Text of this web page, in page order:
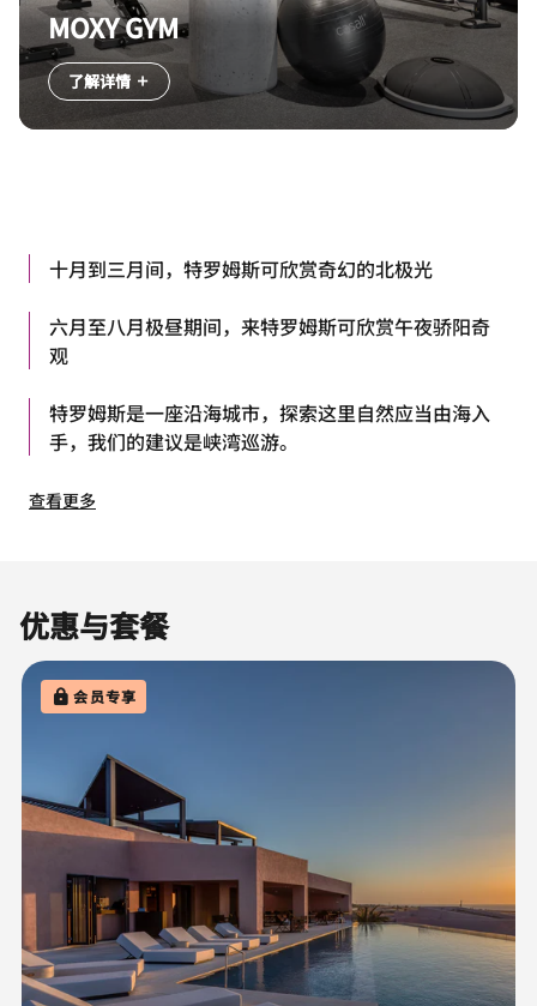
MOXY GYM
了解详情
十月到三月间，特罗姆斯可欣赏奇幻的北极光
六月至八月极昼期间，来特罗姆斯可欣赏午夜骄阳奇
观
特罗姆斯是一座沿海城市，探索这里自然应当由海入
手，我们的建议是峡湾巡游。
查看更多
优惠与套餐
会员专享